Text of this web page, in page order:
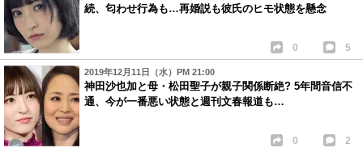
続、匂わせ行為も…再婚説も彼氏のヒモ状態を懸念
0 5
2019年12月11日（水）PM 21:00
神田沙也加と母・松田聖子が親子関係断絶? 5年間音信不
通、今が一番悪い状態と週刊文春報道も…
0 2